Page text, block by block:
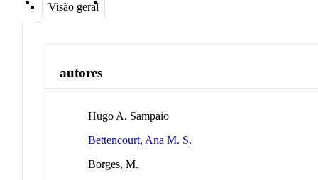
Visão geral
autores
Hugo A. Sampaio
Bettencourt, Ana M. S.
Borges, M.